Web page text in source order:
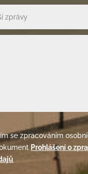
se zpracováním
Prohlášení o